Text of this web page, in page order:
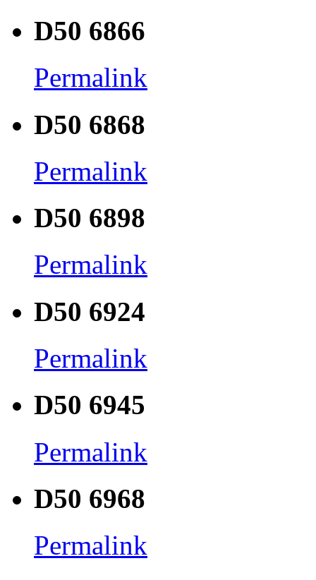
D50 6866
Permalink
D50 6868
Permalink
D50 6898
Permalink
D50 6924
Permalink
D50 6945
Permalink
D50 6968
Permalink